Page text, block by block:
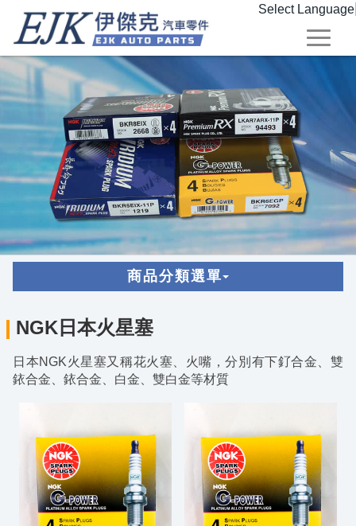
Select Language
商品分類選單
NGK日本火星塞
日本NGK火星塞又稱花火塞、火嘴，分別有下釕合金、雙
銥合金、銥合金、白金、雙白金等材質